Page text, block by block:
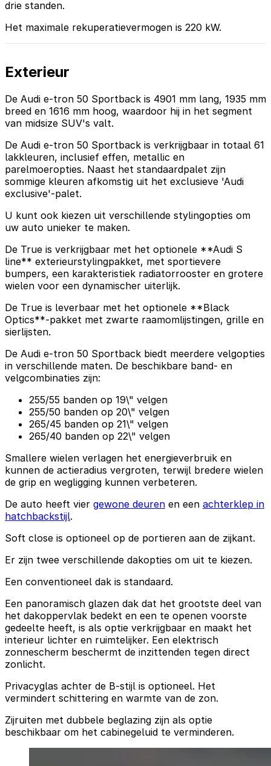
drie standen.
Het maximale rekuperatievermogen is 220 kW.
Exterieur
De Audi e-tron 50 Sportback is 4901 mm lang, 1935 mm
breed en 1616 mm hoog, waardoor hij in het segment
van midsize SUV's valt.
De Audi e-tron 50 Sportback is verkrijgbaar in totaal 61
lakkleuren, inclusief effen, metallic en
parelmoeropties. Naast het standaardpalet zijn
sommige kleuren afkomstig uit het exclusieve 'Audi
exclusive'-palet.
U kunt ook kiezen uit verschillende stylingopties om
uw auto unieker te maken.
De True is verkrijgbaar met het optionele **Audi S
line** exterieurstylingpakket, met sportievere
bumpers, een karakteristiek radiatorrooster en grotere
wielen voor een dynamischer uiterlijk.
De True is leverbaar met het optionele **Black
Optics**-pakket met zwarte raamomlijstingen, grille en
sierlijsten.
De Audi e-tron 50 Sportback biedt meerdere velgopties
in verschillende maten. De beschikbare band- en
velgcombinaties zijn:
255/55 banden op 19\" velgen
255/50 banden op 20\" velgen
265/45 banden op 21\" velgen
265/40 banden op 22\" velgen
Smallere wielen verlagen het energieverbruik en
kunnen de actieradius vergroten, terwijl bredere wielen
de grip en wegligging kunnen verbeteren.
De auto heeft vier gewone deuren en een achterklep in
hatchbackstijl.
Soft close is optioneel op de portieren aan de zijkant.
Er zijn twee verschillende dakopties om uit te kiezen.
Een conventioneel dak is standaard.
Een panoramisch glazen dak dat het grootste deel van
het dakoppervlak bedekt en een te openen voorste
gedeelte heeft, is als optie verkrijgbaar en maakt het
interieur lichter en ruimtelijker. Een elektrisch
zonnescherm beschermt de inzittenden tegen direct
zonlicht.
Privacyglas achter de B-stijl is optioneel. Het
vermindert schittering en warmte van de zon.
Zijruiten met dubbele beglazing zijn als optie
beschikbaar om het cabinegeluid te verminderen.